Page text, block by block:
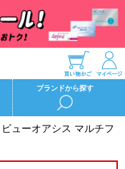
ブランドから探す
ューオアシス マルチフ